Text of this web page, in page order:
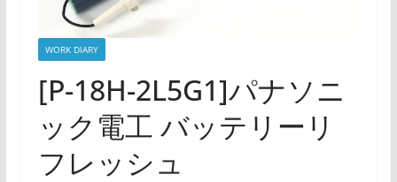
WORK DIARY
[P-18H-2L5G1]パナソニ
ック電工 バッテリーリ
フレッシュ